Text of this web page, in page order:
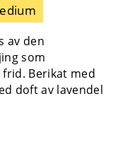
av den
som
Berikat med
doft av lavendel